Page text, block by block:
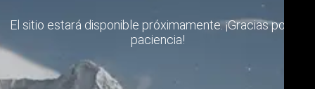
El sitio estará disponible próximamente. ¡Gracias por su
paciencia!